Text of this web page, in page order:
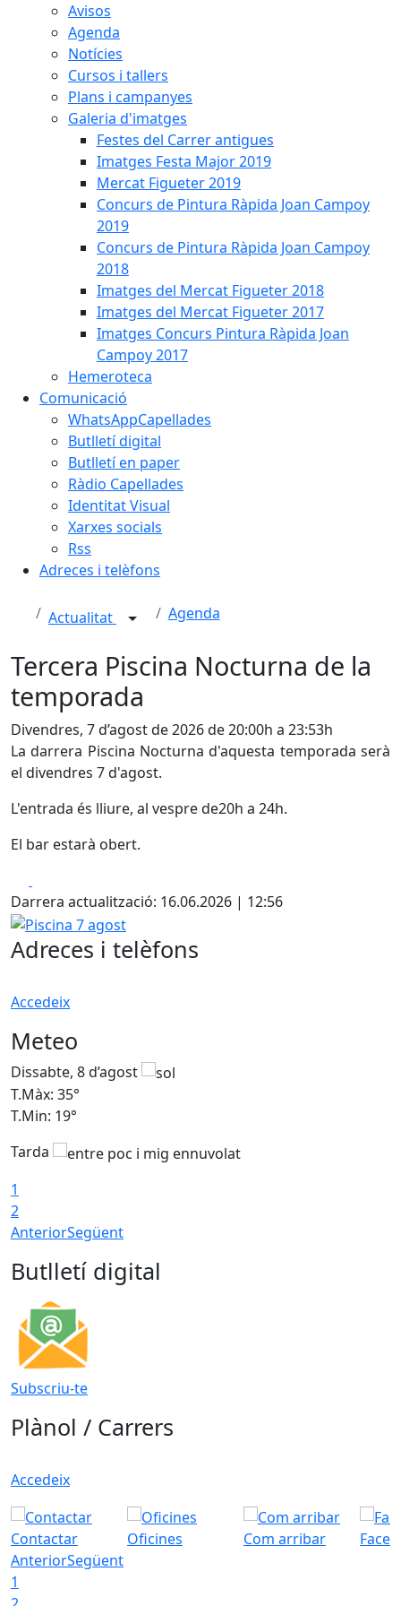
Avisos
Agenda
Notícies
Cursos i tallers
Plans i campanyes
Galeria d'imatges
Festes del Carrer antigues
Imatges Festa Major 2019
Mercat Figueter 2019
Concurs de Pintura Ràpida Joan Campoy
2019
Concurs de Pintura Ràpida Joan Campoy
2018
Imatges del Mercat Figueter 2018
Imatges del Mercat Figueter 2017
Imatges Concurs Pintura Ràpida Joan
Campoy 2017
Hemeroteca
Comunicació
WhatsAppCapellades
Butlletí digital
Butlletí en paper
Ràdio Capellades
Identitat Visual
Xarxes socials
Rss
Adreces i telèfons
Actualitat Agenda
Tercera Piscina Nocturna de la
temporada
Divendres, 7 d’agost de 2026 de 20:00h a 23:53h
La darrera Piscina Nocturna d'aquesta temporada serà
el divendres 7 d'agost.
L'entrada és lliure, al vespre de20h a 24h.
El bar estarà obert.
Darrera actualització: 16.06.2026 | 12:56
Piscina 7 agost
Adreces i telèfons
Accedeix
Meteo
Dissabte, 8 d’agost
T.Màx: 35°
T.Min: 19°
Tarda
1
2
AnteriorSegüent
Butlletí digital
Subscriu-te
Plànol / Carrers
Accedeix
Contactar Oficines Com arribar
AnteriorSegüent
1